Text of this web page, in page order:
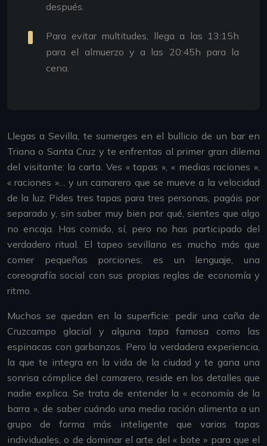
después.
Para evitar multitudes, llega a las 13:15h
para el almuerzo y a las 20:45h para la
cena.
Llegas a Sevilla, te sumerges en el bullicio de un bar en
Triana o Santa Cruz y te enfrentas al primer gran dilema
del visitante: la carta. Ves « tapas », « medias raciones »,
« raciones »… y un camarero que se mueve a la velocidad
de la luz. Pides tres tapas para tres personas, pagáis por
separado y, sin saber muy bien por qué, sientes que algo
no encaja. Has comido, sí, pero no has participado del
verdadero ritual. El tapeo sevillano es mucho más que
comer pequeñas porciones; es un lenguaje, una
coreografía social con sus propias reglas de economía y
ritmo.
Muchos se quedan en la superficie: pedir una caña de
Cruzcampo glacial y alguna tapa famosa como las
espinacas con garbanzos. Pero la verdadera experiencia,
la que te integra en la vida de la ciudad y te gana una
sonrisa cómplice del camarero, reside en los detalles que
nadie explica. Se trata de entender la « economía de la
barra », de saber cuándo una media ración alimenta a un
grupo de forma más inteligente que varias tapas
individuales, o de dominar el arte del « bote » para que el